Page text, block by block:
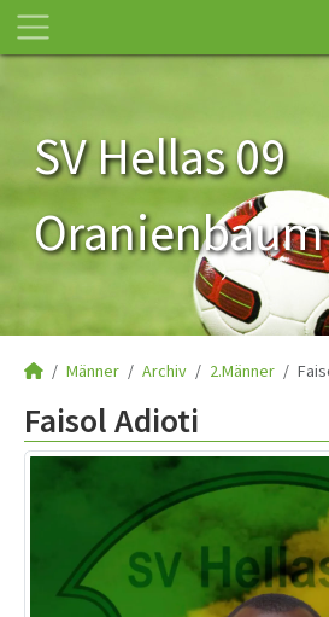
SV Hellas 09
Oranienbaum
Männer Archiv 2.Männer
Faisol Adioti